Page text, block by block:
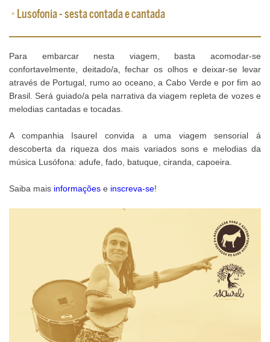
• Lusofonia - sesta contada e cantada
Para embarcar nesta viagem, basta acomodar-se
confortavelmente, deitado/a, fechar os olhos e deixar-se levar
através de Portugal, rumo ao oceano, a Cabo Verde e por fim ao
Brasil. Será guiado/a pela narrativa da viagem repleta de vozes e
melodias cantadas e tocadas.
A companhia Isaurel convida a uma viagem sensorial á
descoberta da riqueza dos mais variados sons e melodias da
música Lusófona: adufe, fado, batuque, ciranda, capoeira.
Saiba mais informações e inscreva-se!